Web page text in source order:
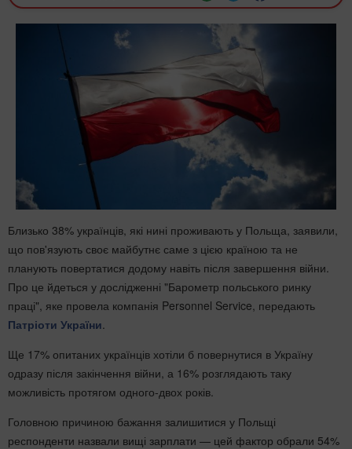
Близько 38% українців, які нині проживають у Польща, заявили,
що пов'язують своє майбутнє саме з цією країною та не
планують повертатися додому навіть після завершення війни.
Про це йдеться у дослідженні "Барометр польського ринку
праці", яке провела компанія Personnel Service, передають
Патріоти України
Ще 17% опитаних українців хотіли б повернутися в Україну
одразу після закінчення війни, а 16% розглядають таку
можливість протягом одного-двох років.
Головною причиною бажання залишитися у Польщі
респонденти назвали вищі зарплати — цей фактор обрали 54%